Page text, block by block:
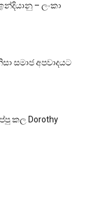
– ලංකා
සමාජ අපවාදයට
කල Dorothy